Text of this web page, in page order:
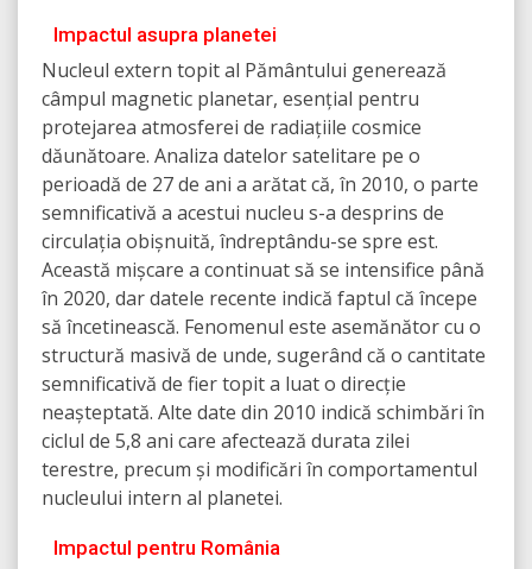
Impactul asupra planetei
Nucleul extern topit al Pământului generează
câmpul magnetic planetar, esențial pentru
protejarea atmosferei de radiațiile cosmice
dăunătoare. Analiza datelor satelitare pe o
perioadă de 27 de ani a arătat că, în 2010, o parte
semnificativă a acestui nucleu s-a desprins de
circulația obișnuită, îndreptându-se spre est.
Această mișcare a continuat să se intensifice până
în 2020, dar datele recente indică faptul că începe
să încetinească. Fenomenul este asemănător cu o
structură masivă de unde, sugerând că o cantitate
semnificativă de fier topit a luat o direcție
neașteptată. Alte date din 2010 indică schimbări în
ciclul de 5,8 ani care afectează durata zilei
terestre, precum și modificări în comportamentul
nucleului intern al planetei.
Impactul pentru România